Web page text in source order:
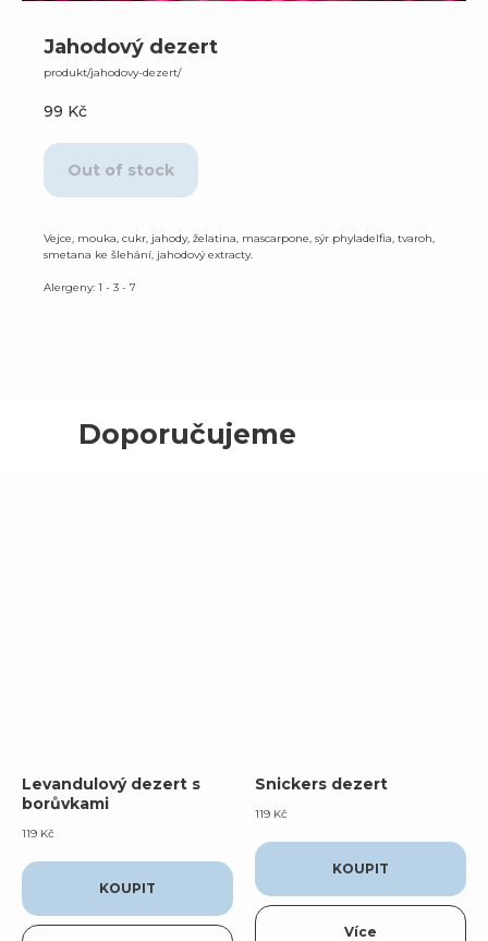
Jahodový dezert
produkt/jahodovy-dezert/
99 Kč
Out of stock
Vejce, mouka, cukr, jahody, želatina, mascarpone, sýr phyladelfia, tvaroh,
smetana ke šlehání, jahodový extracty.
Alergeny: 1 - 3 - 7
Doporučujeme
Levandulový dezert s
borůvkami
119 Kč
KOUPIT
Snickers dezert
119 Kč
KOUPIT
Více